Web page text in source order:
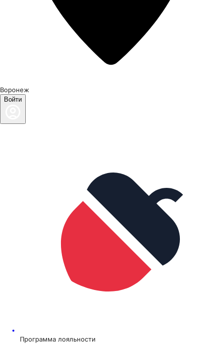
Воронеж
Войти
Программа лояльности